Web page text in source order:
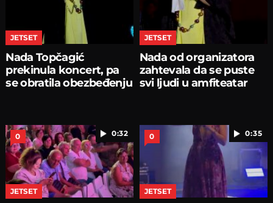
JETSET
Nada Topčagić
prekinula koncert, pa
se obratila obezbeđenju
JETSET
Nada od organizatora
zahtevala da se puste
svi ljudi u amfiteatar
0:32
0
JETSET
0:35
0
JETSET